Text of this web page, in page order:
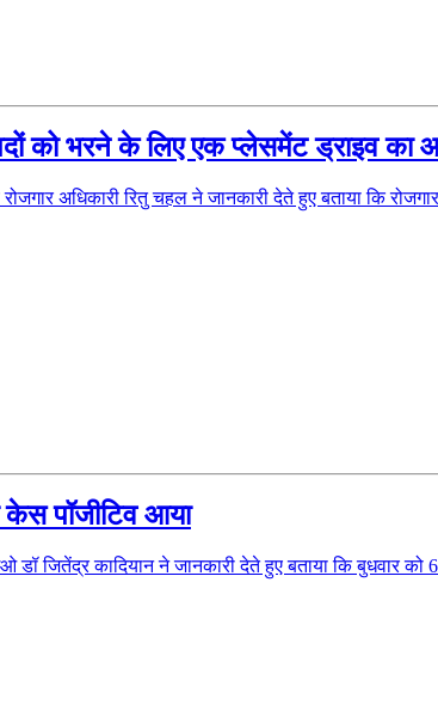
को भरने के लिए एक प्लेसमेंट ड्राइव का
अधिकारी रितु चहल ने जानकारी देते हुए बताया कि रोजगार
केस पॉजीटिव आया
डॉ जितेंद्र कादियान ने जानकारी देते हुए बताया कि बुधवार